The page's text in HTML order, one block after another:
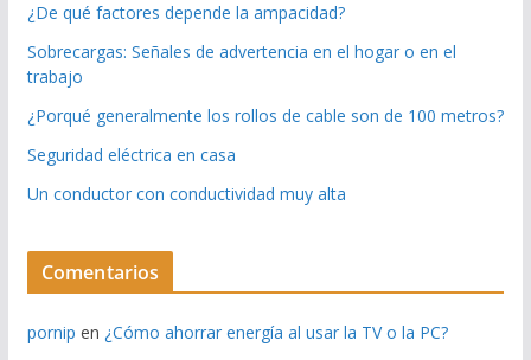
¿De qué factores depende la ampacidad?
Sobrecargas: Señales de advertencia en el hogar o en el
trabajo
¿Porqué generalmente los rollos de cable son de 100 metros?
Seguridad eléctrica en casa
Un conductor con conductividad muy alta
Comentarios
pornip en ¿Cómo ahorrar energía al usar la TV o la PC?